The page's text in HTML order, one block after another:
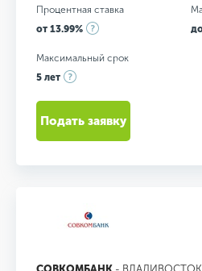
Процентная ставка
от 13.99%
Максимальный срок
5 лет
Подать заявку